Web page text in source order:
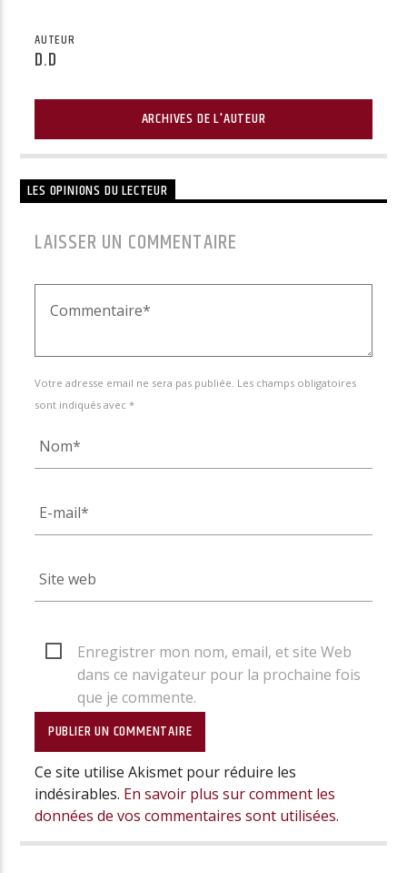
AUTEUR
D.D
ARCHIVES DE L'AUTEUR
LES OPINIONS DU LECTEUR
LAISSER UN COMMENTAIRE
Votre adresse email ne sera pas publiée. Les champs obligatoires
sont indiqués avec *
Enregistrer mon nom, email, et site Web
dans ce navigateur pour la prochaine fois
que je commente.
Ce site utilise Akismet pour réduire les
indésirables. En savoir plus sur comment les
données de vos commentaires sont utilisées.